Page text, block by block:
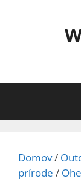
Domov/
prírode /